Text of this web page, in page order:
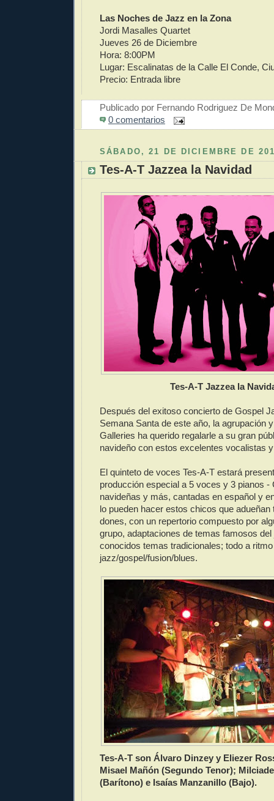
Las Noches de Jazz en la Zona
Jordi Masalles Quartet
Jueves 26 de Diciembre
Hora: 8:00PM
Lugar: Escalinatas de la Calle El Conde,
Precio: Entrada libre
Publicado por Fernando Rodriguez De
0 comentarios
SÁBADO, 21 DE DICIEMBRE DE
Tes-A-T Jazzea la Navidad
Tes-A-T Jazzea la
Después del exitoso concierto de Gospel
Semana Santa de este año, la agrupación
Galleries ha querido regalarle a su gran
navideño con estos excelentes vocalistas
El quinteto de voces Tes-A-T estará
producción especial a 5 voces y 3 pianos -
navideñas y más, cantadas en español y
lo pueden hacer estos chicos que adueñan
dones, con un repertorio compuesto por
grupo, adaptaciones de temas famosos
conocidos temas tradicionales; todo a
jazz/gospel/fusion/blues.
Tes-A-T son Álvaro Dinzey y Eliezer
Misael Mañón (Segundo Tenor);
(Barítono) e Isaías Manzanillo (Bajo).